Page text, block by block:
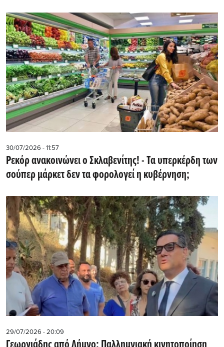
30/07/2026 - 11:57
Ρεκόρ ανακοινώνει ο Σκλαβενίτης! - Τα υπερκέρδη των
σούπερ μάρκετ δεν τα φορολογεί η κυβέρνηση;
29/07/2026 - 20:09